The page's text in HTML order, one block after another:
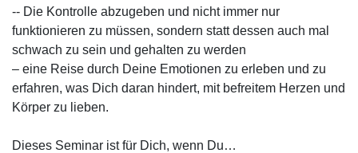
-- Die Kontrolle abzugeben und nicht immer nur
funktionieren zu müssen, sondern statt dessen auch mal
schwach zu sein und gehalten zu werden
– eine Reise durch Deine Emotionen zu erleben und zu
erfahren, was Dich daran hindert, mit befreitem Herzen und
Körper zu lieben.
Dieses Seminar ist für Dich, wenn Du…